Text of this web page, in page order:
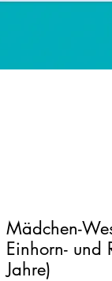
Mädchen-
Einhorn- und
Jahre)